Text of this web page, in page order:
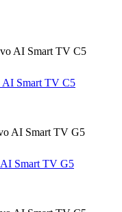
Smart TV C5
Smart TV G5